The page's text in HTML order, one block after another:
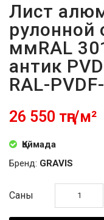
Лист
рулонной
ммRAL
антик
RAL-
26 550 тңг/м²
Қоймада
Бренд: GRAVIS
Саны